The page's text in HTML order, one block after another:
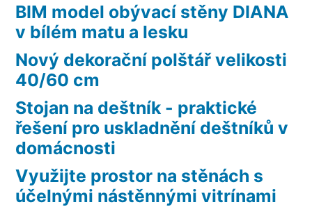
BIM model obývací stěny DIANA
v bílém matu a lesku
Nový dekorační polštář velikosti
40/60 cm
Stojan na deštník - praktické
řešení pro uskladnění deštníků v
domácnosti
Využijte prostor na stěnách s
účelnými nástěnnými vitrínami